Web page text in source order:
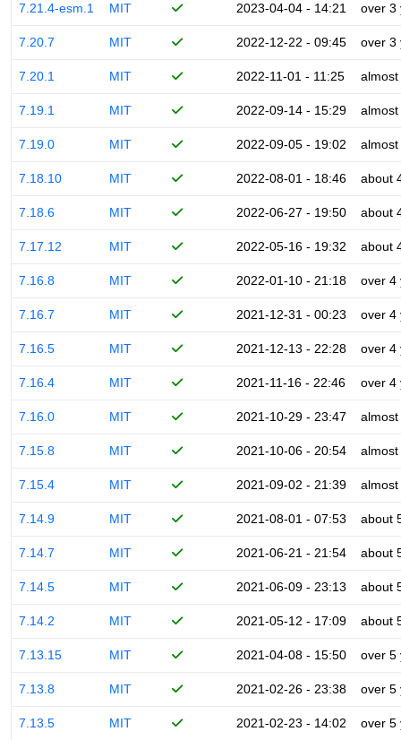
7.21.4-esm.1 MIT 2023-04-04 - 14:21 over 3
7.20.7 MIT 2022-12-22 - 09:45 over 3
7.20.1 MIT 2022-11-01 - 11:25
7.19.1 MIT 2022-09-14 - 15:29
7.19.0 MIT 2022-09-05 - 19:02
7.18.10 MIT 2022-08-01 - 18:46 about
7.18.6 MIT 2022-06-27 - 19:50 about
7.17.12 MIT 2022-05-16 - 19:32 about
7.16.8 MIT 2022-01-10 - 21:18 over 4
7.16.7 MIT 2021-12-31 - 00:23 over 4
7.16.5 MIT 2021-12-13 - 22:28 over 4
7.16.4 MIT 2021-11-16 - 22:46 over 4
7.16.0 MIT 2021-10-29 - 23:47
7.15.8 MIT 2021-10-06 - 20:54
7.15.4 MIT 2021-09-02 - 21:39
7.14.9 MIT 2021-08-01 - 07:53 about
7.14.7 MIT 2021-06-21 - 21:54 about
7.14.5 MIT 2021-06-09 - 23:13 about
7.14.2 MIT 2021-05-12 - 17:09 about
7.13.15 MIT 2021-04-08 - 15:50 over 5
7.13.8 MIT 2021-02-26 - 23:38 over 5
7.13.5 MIT 2021-02-23 - 14:02 over 5